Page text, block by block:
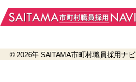
© 2026年 SAITAMA市町村職員採用ナビ